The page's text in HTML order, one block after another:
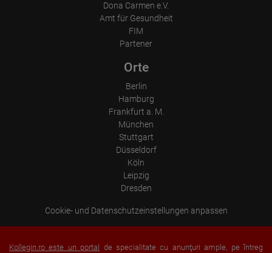
Dona Carmen e.V.
Amt für Gesundheit
FIM
Partener
Orte
Berlin
Hamburg
Frankfurt a. M.
München
Stuttgart
Düsseldorf
Köln
Leipzig
Dresden
Cookie- und Datenschutzeinstellungen anpassen
Kollegin.ro este un portal
de specialitate cu anunţuri ample, pe întreg